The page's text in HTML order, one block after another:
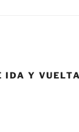
IDA Y VUELTA